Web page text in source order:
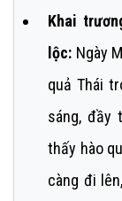
Khai
lộc: Ngày
quả Thái
sáng, đầy
thấy hào
càng đi